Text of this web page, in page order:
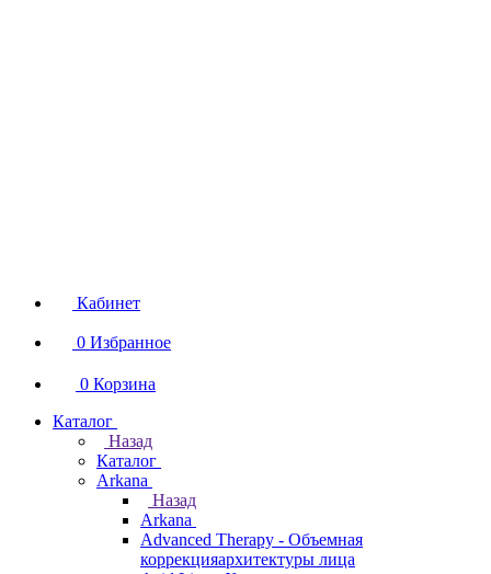
Кабинет
0 Избранное
0 Корзина
Каталог
Назад
Каталог
Arkana
Назад
Arkana
Advanced Therapy - Объемная
коррекцияархитектуры лица